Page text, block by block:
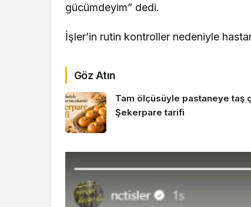
gücümdeyim” dedi.
İşler’in rutin kontroller nedeniyle
Göz Atın
Tam ölçüsüyle pastaneye taş
Şekerpare tarifi